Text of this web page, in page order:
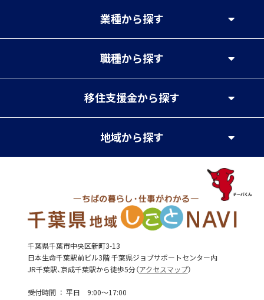
業種から探す
職種から探す
移住支援金から探す
地域から探す
千葉県千葉市中央区新町3-13
日本生命千葉駅前ビル3階 千葉県ジョブサポートセンター内
JR千葉駅、京成千葉駅から徒歩5分（アクセスマップ）
受付時間
平日 9:00～17:00